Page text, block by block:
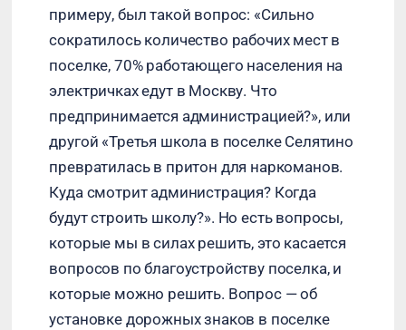
примеру, был такой вопрос: «Сильно
сократилось количество рабочих мест в
поселке, 70% работающего населения на
электричках едут в Москву. Что
предпринимается администрацией?», или
другой «Третья школа в поселке Селятино
превратилась в притон для наркоманов.
Куда смотрит администрация? Когда
будут строить школу?». Но есть вопросы,
которые мы в силах решить, это касается
вопросов по благоустройству поселка, и
которые можно решить. Вопрос — об
установке дорожных знаков в поселке